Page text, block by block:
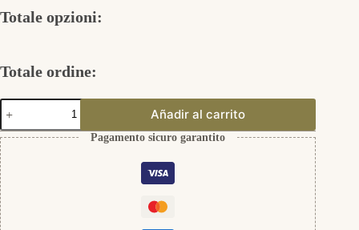
Totale opzioni:
Totale ordine:
Schlüsselanhänger
mit
Gravierung
quantità
Añadir al carrito
Pagamento sicuro garantito